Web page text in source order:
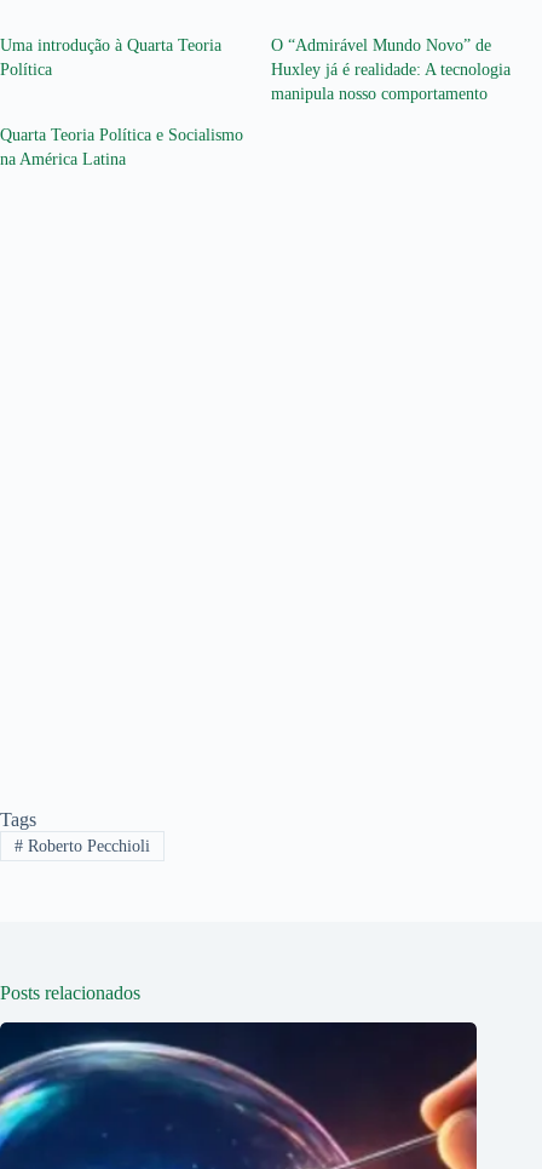
Uma introdução à Quarta Teoria
Política
O “Admirável Mundo Novo” de
Huxley já é realidade: A tecnologia
manipula nosso comportamento
Quarta Teoria Política e Socialismo
na América Latina
Tags
#Roberto Pecchioli
Posts relacionados